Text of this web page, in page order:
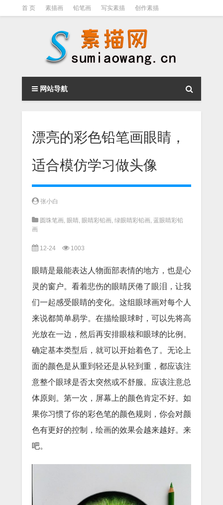
首 页 素描画 铅笔画 写实素描 创作素描
素描视频教程
网站导航
漂亮的彩色铅笔画眼睛，
适合模仿学习做头像
张小白
圆珠笔画, 眼睛, 眼睛彩铅画, 绿眼睛彩铅画, 蓝眼睛彩铅
画
12-24 1003
眼睛是最能表达人物面部表情的地方，也是心
灵的窗户。看着悲伤的眼睛厌倦了眼泪，让我
们一起感受眼睛的变化。这组眼球画对每个人
来说都简单易学。在描绘眼球时，可以先将高
光放在一边，然后再安排眼核和眼球的比例。
确定基本类型后，就可以开始着色了。无论上
面的颜色是从重到轻还是从轻到重，都应该注
意整个眼球是否太突然或不舒服。应该注意总
体原则。第一次，屏幕上的颜色肯定不好。如
果你习惯了你的彩色笔的颜色规则，你会对颜
色有更好的控制，绘画的效果会越来越好。来
吧。